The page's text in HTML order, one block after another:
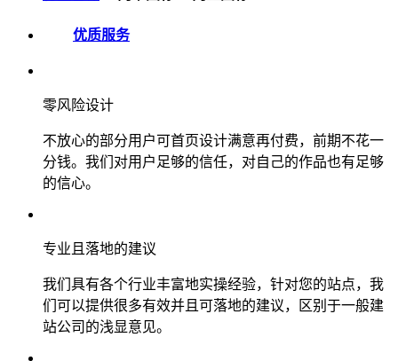
优质服务
零风险设计
不放心的部分用户可首页设计满意再付费，前期不花一
分钱。我们对用户足够的信任，对自己的作品也有足够
的信心。
专业且落地的建议
我们具有各个行业丰富地实操经验，针对您的站点，我
们可以提供很多有效并且可落地的建议，区别于一般建
站公司的浅显意见。